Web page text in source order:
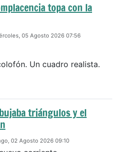
topa con la
05 Agosto 2026 07:56
Un cuadro realista.
triángulos y el
02 Agosto 2026 09:10